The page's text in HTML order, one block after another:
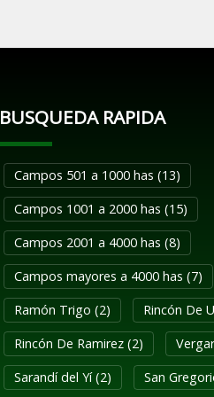
BUSQUEDA RAPIDA
Campos 501 a 1000 has (13)
Campos 1001 a 2000 has (15)
Campos 2001 a 4000 has (8)
Campos mayores a 4000 has (7)
Ramón Trigo (2)
Rincón De
Rincón De Ramirez (2)
Sarandí del Yí (2)
San